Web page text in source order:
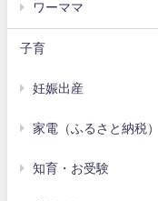
ワーママ
子育
妊娠出産
家電（ふるさと納税）
知育・お受験